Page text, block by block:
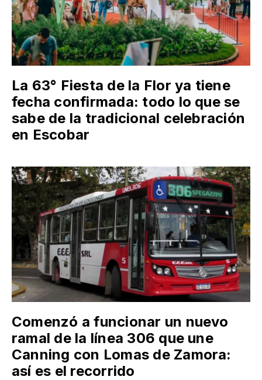
La 63° Fiesta de la Flor ya tiene
fecha confirmada: todo lo que se
sabe de la tradicional celebración
en Escobar
Comenzó a funcionar un nuevo
ramal de la línea 306 que une
Canning con Lomas de Zamora:
así es el recorrido